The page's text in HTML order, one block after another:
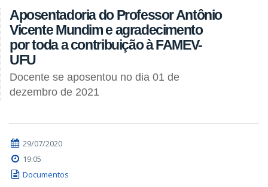
Aposentadoria do Professor Antônio
Vicente Mundim e agradecimento
por toda a contribuição à FAMEV-
UFU
Docente se aposentou no dia 01 de
dezembro de 2021
29/07/2020
19:05
Documentos